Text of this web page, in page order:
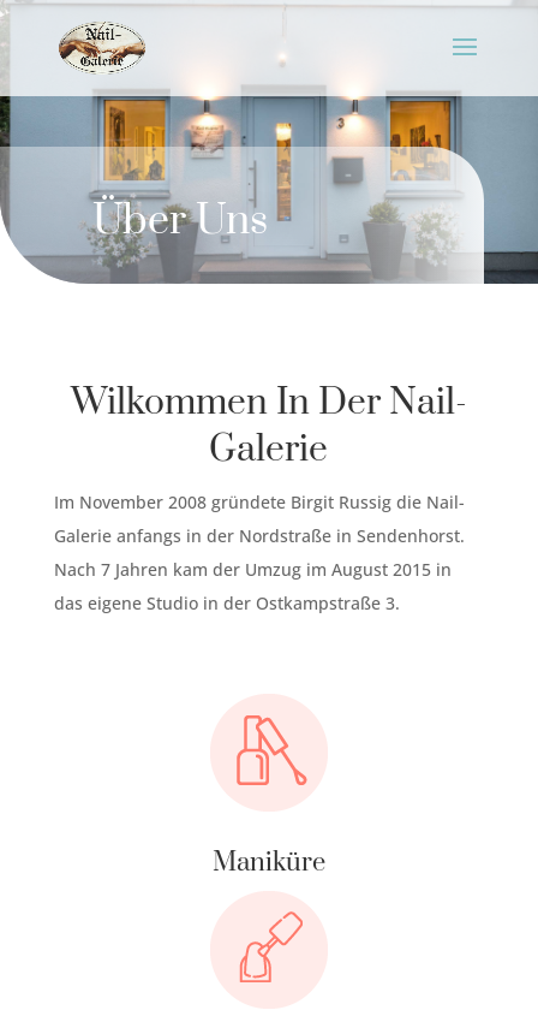
Über Uns
Wilkommen In Der Nail-
Galerie
Im November 2008 gründete Birgit Russig die Nail-
Galerie anfangs in der Nordstraße in Sendenhorst.
Nach 7 Jahren kam der Umzug im August 2015 in
das eigene Studio in der Ostkampstraße 3.
Maniküre